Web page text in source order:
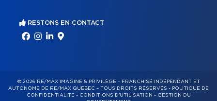
RESTONS EN CONTACT
© 2026 RE/MAX IMAGINE & PRIVILÈGE – FRANCHISÉ INDÉPENDANT ET
AUTONOME DE RE/MAX QUÉBEC – TOUS DROITS RÉSERVÉS - POLITIQUE DE
CONFIDENTIALITÉ- CONDITIONS D'UTILISATION - GESTION DU